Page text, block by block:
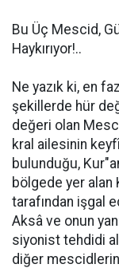
Bu Üç Mescid,
Haykırıyor!..
Ne yazık ki, en
şekillerde hür
değeri olan
kral ailesinin
bulunduğu,
bölgede yer
tarafından işgal
Aksâ ve onun
siyonist tehdidi
diğer